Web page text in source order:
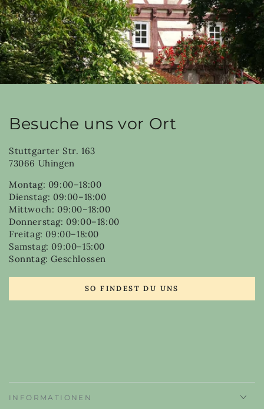
Besuche uns vor Ort
Stuttgarter Str. 163
73066 Uhingen
Montag: 09:00–18:00
Dienstag: 09:00–18:00
Mittwoch: 09:00–18:00
Donnerstag: 09:00–18:00
Freitag: 09:00–18:00
Samstag: 09:00–15:00
Sonntag: Geschlossen
SO FINDEST DU UNS
INFORMATIONEN